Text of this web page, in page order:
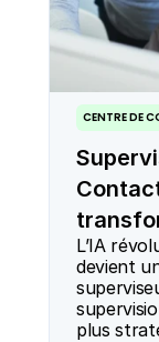
CENTRE DE
L’IA
devient
plus